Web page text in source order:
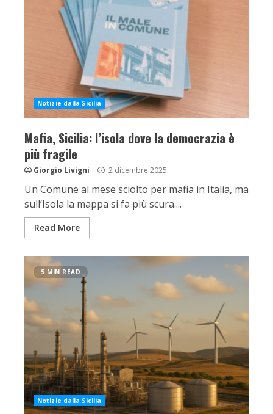
Notizie dalla Sicilia
Mafia, Sicilia: l’isola dove la democrazia è
più fragile
Giorgio Livigni 2 dicembre 2025
Un Comune al mese sciolto per mafia in Italia, ma
sull’Isola la mappa si fa più scura....
Read More
5 MIN READ
Notizie dalla Sicilia